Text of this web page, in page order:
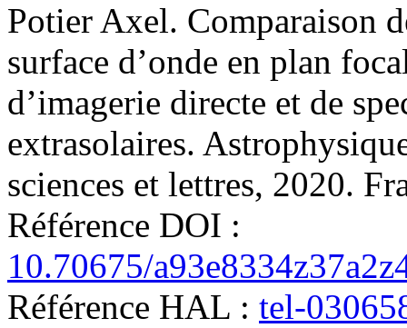
Potier Axel. Comparaison
surface d’onde en plan
d’imagerie directe et de
extrasolaires.
sciences et lettres, 2020.
Référence DOI :
10.70675/
Référence HAL : tel-